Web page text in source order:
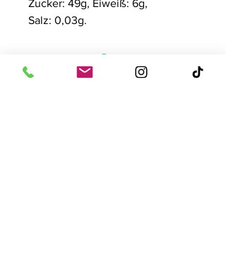
Zucker: 49g, Eiweiß: 6g,
Salz: 0,03g.
Kontakt